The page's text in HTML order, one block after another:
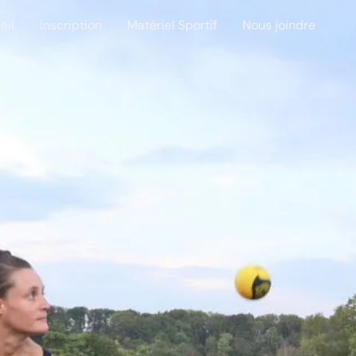
Inscription Matériel Sportif Nous joindre